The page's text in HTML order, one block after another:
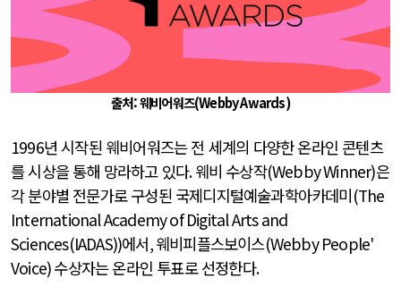
출처: 웨비어워즈(Webby Awards)
1996년 시작된 웨비어워즈는 전 세계의 다양한 온라인 콘텐츠
를 시상을 통해 망라하고 있다.웨비 수상작(Webby Winner)은
각 분야별 전문가로 구성된 국제디지털예술과학아카데미(The
International Academy of Digital Arts and
Sciences(IADAS))에서,웨비피플스보이스(Webby People'
Voice)수상자는 온라인 투표로 선정한다.